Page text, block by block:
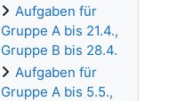
Aufgaben für
Gruppe A bis 21.4.,
Gruppe B bis 28.4.
Aufgaben für
Gruppe A bis 5.5.,